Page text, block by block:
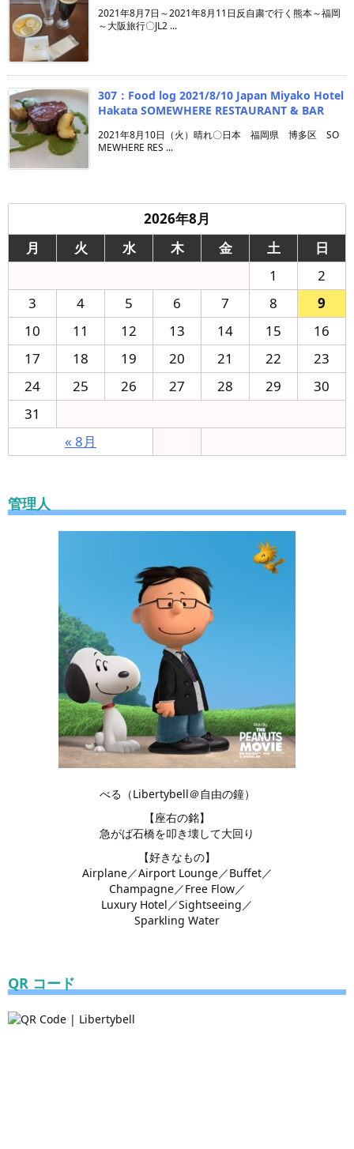
2021年8月7日～2021年8月11日反自粛で行く熊本～福岡
～大阪旅行〇JL2 ...
307：Food log 2021/8/10 Japan Miyako Hotel
Hakata SOMEWHERE RESTAURANT & BAR
2021年8月10日（火）晴れ〇日本 福岡県 博多区 SO
MEWHERE RES ...
2026年8月
月
火 水 木 金 土 日
« 8月
1
2
3
4 5 6 7 8
9
10
11 12 13 14 15
16
17
18 19 20 21 22
23
24
25 26 27 28 29
30
31
管理人
べる（Libertybell＠自由の鐘）
【座右の銘】
急がば石橋を叩き壊して大回り
【好きなもの】
Airplane／Airport Lounge／Buffet／
Champagne／Free Flow／
Luxury Hotel／Sightseeing／
Sparkling Water
QR コード